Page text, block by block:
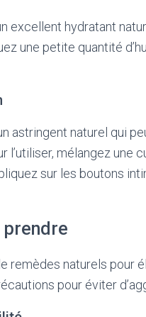
excellent hydratant
une petite quantité
astringent naturel qui
l’utiliser, mélangez une
sur les boutons
prendre
remèdes naturels pour
pour éviter